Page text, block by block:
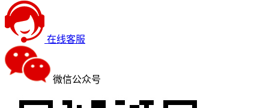
在线客服
微信公众号